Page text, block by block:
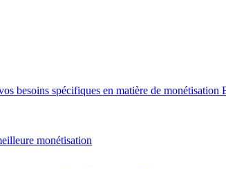
besoins spécifiques en matière de monétisation
monétisation